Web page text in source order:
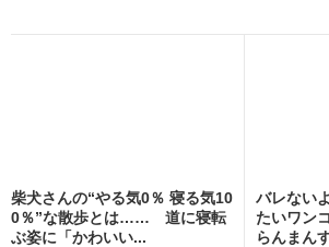
柴犬さんの“やる気0％ 寝る気10
0％”な散歩とは…… 道に寝転
ぶ姿に「かわいい...
バレない
たいワン
らんまん